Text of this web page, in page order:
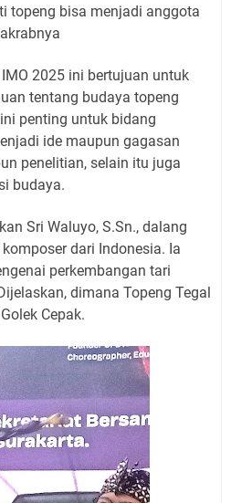
topeng bisa menjadi anggota
2025 ini bertujuan untuk
tentang budaya topeng
penting untuk bidang
ide maupun gagasan
penelitian, selain itu juga
budaya.
Sri Waluyo, S.Sn., dalang
dari Indonesia. Ia
perkembangan tari
dimana Topeng Tegal
Cepak.